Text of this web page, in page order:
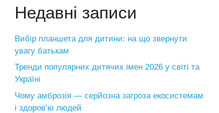
Недавні записи
Вибір планшета для дитини: на що звернути
увагу батькам
Тренди популярних дитячих імен 2026 у світі та
Україні
Чому амброзія — серйозна загроза екосистемам
і здоров’ю людей